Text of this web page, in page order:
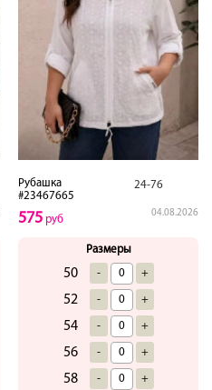
Рубашка
#23467665
24-76
04.08.2026
575 руб
Размеры
50 - +
52 - +
54 - +
56 - +
58 - +